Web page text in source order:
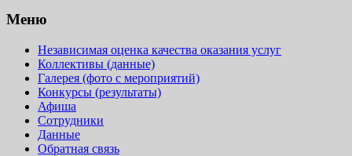
Меню
Независимая оценка качества оказания услуг
Коллективы (данные)
Галерея (фото с мероприятий)
Конкурсы (результаты)
Афиша
Сотрудники
Данные
Обратная связь